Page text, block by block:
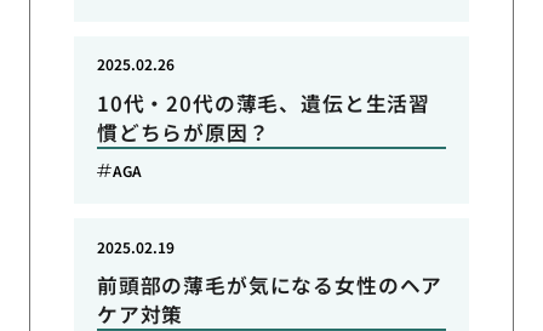
10代・20代の薄毛、遺伝と生活習
慣どちらが原因？
2025.02.26
AGA
前頭部の薄毛が気になる女性のヘア
ケア対策
2025.02.19